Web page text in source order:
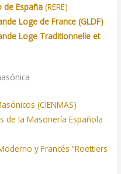
de España (RERE)
Loge de France (GLDF)
Loge Traditionnelle et
(CIENMAS)
de la Masonería Española
y Francés “Roëttiers